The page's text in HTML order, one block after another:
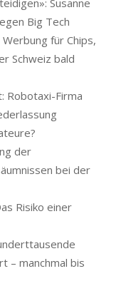
Big Tech
für Chips,
Schweiz bald
Robotaxi-Firma
der
bei der
Risiko einer
– manchmal bis